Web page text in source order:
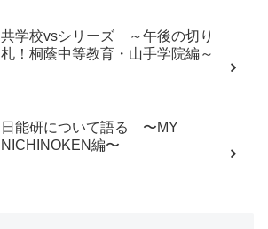
共学校vsシリーズ ～午後の切り
札！桐蔭中等教育・山手学院編～
日能研について語る 〜MY
NICHINOKEN編〜